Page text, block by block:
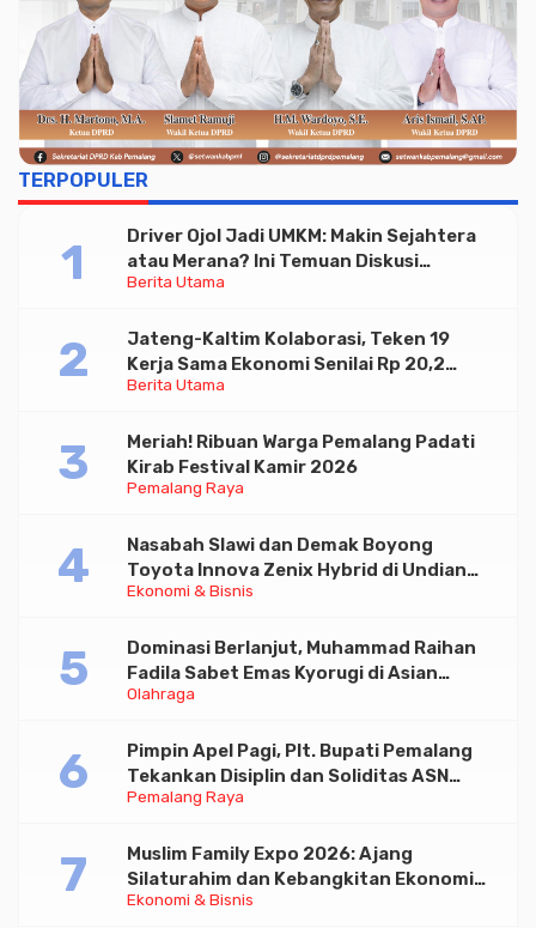
TERPOPULER
Berita Utama
Driver Ojol Jadi UMKM: Makin Sejahtera
atau Merana? Ini Temuan Diskusi
Paramadina
Berita Utama
Jateng-Kaltim Kolaborasi, Teken 19
Kerja Sama Ekonomi Senilai Rp 20,2
Triliun
Pemalang Raya
Meriah! Ribuan Warga Pemalang Padati
Kirab Festival Kamir 2026
Ekonomi & Bisnis
Nasabah Slawi dan Demak Boyong
Toyota Innova Zenix Hybrid di Undian
Tabungan Bima Bank Jateng
Olahraga
Dominasi Berlanjut, Muhammad Raihan
Fadila Sabet Emas Kyorugi di Asian
Taekwondo Indonesia Open 2026
Pemalang Raya
Pimpin Apel Pagi, Plt. Bupati Pemalang
Tekankan Disiplin dan Soliditas ASN
untuk Pelayanan Publik
Ekonomi & Bisnis
Muslim Family Expo 2026: Ajang
Silaturahim dan Kebangkitan Ekonomi
Halal di Jakarta